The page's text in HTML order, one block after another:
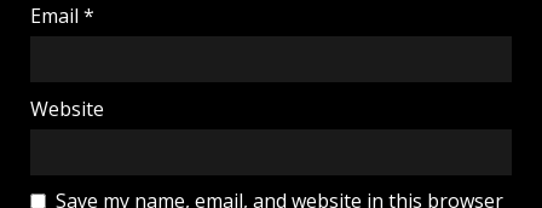
Email *
Website
Save my name, email, and website in this browser